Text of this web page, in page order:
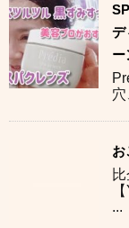
デ
ー
お
...